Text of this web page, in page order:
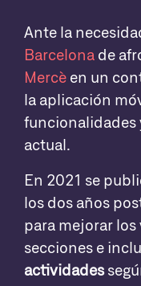
Ante la
Barcelona de
Mercè en un
la aplicación
funcionalidades
actual.
En 2021 se
los dos años
para mejorar los
secciones e
actividades